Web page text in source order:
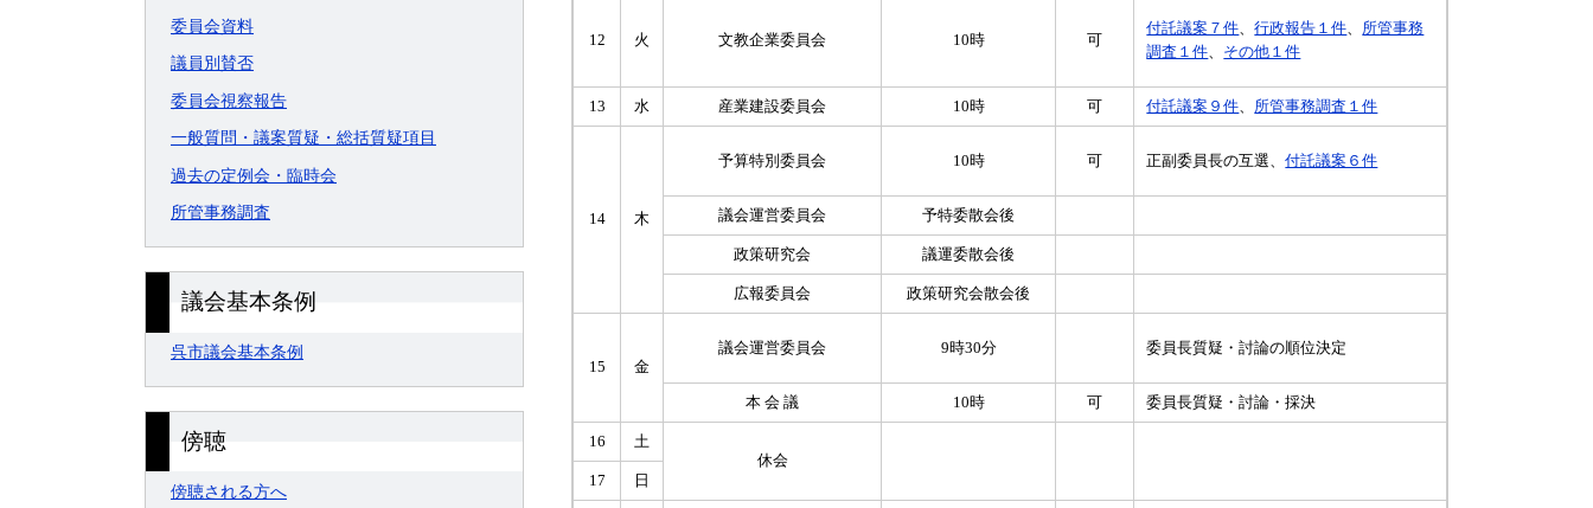
委員会資料
議員別賛否
委員会視察報告
一般質問・議案質疑・総括質疑項目
過去の定例会・臨時会
所管事務調査
議会基本条例
呉市議会基本条例
傍聴
傍聴される方へ
12 火 文教企業委員会 10時 可
付託議案７件 、行政報告１件
所管事務
調査１件
その他１件
13 水 産業建設委員会 10時 可 付託議案９件 所管事務調査１件
14 木
予算特別委員会 10時 可 正副委員長の互選、付託議案６件
議会運営委員会 予特委散会後
政策研究会 議運委散会後
広報委員会 政策研究会散会後
15 金
議会運営委員会 9時30分 委員長質疑・討論の順位決定
本 会 議 10時 可 委員長質疑・討論・採決
16
土
休会
17
日